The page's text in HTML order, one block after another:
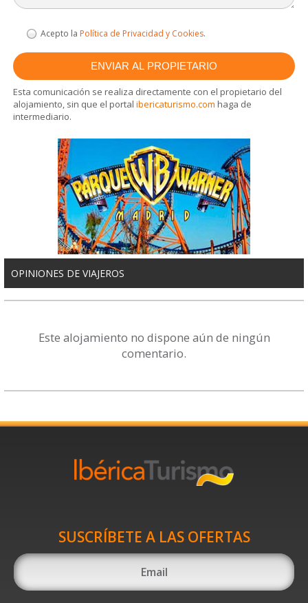
Acepto la Política de Privacidad y Cookies.
Esta comunicación se realiza directamente con el propietario del
alojamiento, sin que el portalibericaturismo.com haga de
intermediario.
OPINIONES DE VIAJEROS
Este alojamiento no dispone aún de ningún
comentario.
SUSCRÍBETE A LAS OFERTAS